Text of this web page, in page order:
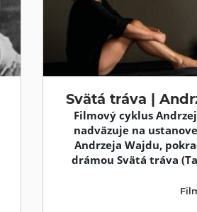
Svätá tráva |
Filmový cyklus
nadväzuje na
Andrzeja Wajdu,
drámou Svätá tráva